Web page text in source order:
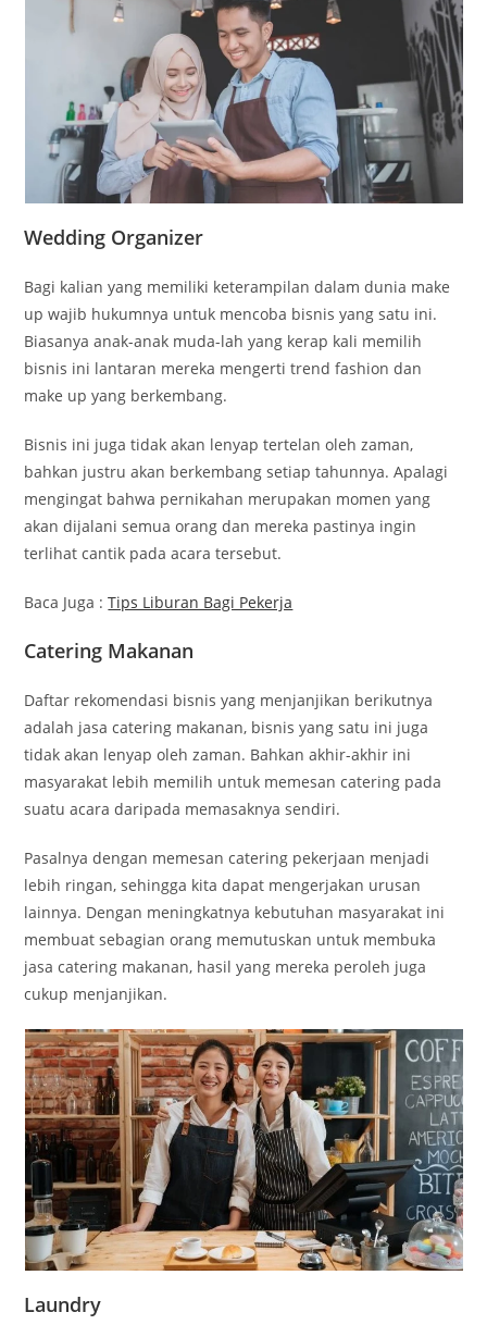
Wedding Organizer
Bagi kalian yang memiliki keterampilan dalam dunia make
up wajib hukumnya untuk mencoba bisnis yang satu ini.
Biasanya anak-anak muda-lah yang kerap kali memilih
bisnis ini lantaran mereka mengerti trend fashion dan
make up yang berkembang.
Bisnis ini juga tidak akan lenyap tertelan oleh zaman,
bahkan justru akan berkembang setiap tahunnya. Apalagi
mengingat bahwa pernikahan merupakan momen yang
akan dijalani semua orang dan mereka pastinya ingin
terlihat cantik pada acara tersebut.
Baca Juga :Tips Liburan Bagi Pekerja
Catering Makanan
Daftar rekomendasi bisnis yang menjanjikan berikutnya
adalah jasa catering makanan, bisnis yang satu ini juga
tidak akan lenyap oleh zaman. Bahkan akhir-akhir ini
masyarakat lebih memilih untuk memesan catering pada
suatu acara daripada memasaknya sendiri.
Pasalnya dengan memesan catering pekerjaan menjadi
lebih ringan, sehingga kita dapat mengerjakan urusan
lainnya. Dengan meningkatnya kebutuhan masyarakat ini
membuat sebagian orang memutuskan untuk membuka
jasa catering makanan, hasil yang mereka peroleh juga
cukup menjanjikan.
Laundry